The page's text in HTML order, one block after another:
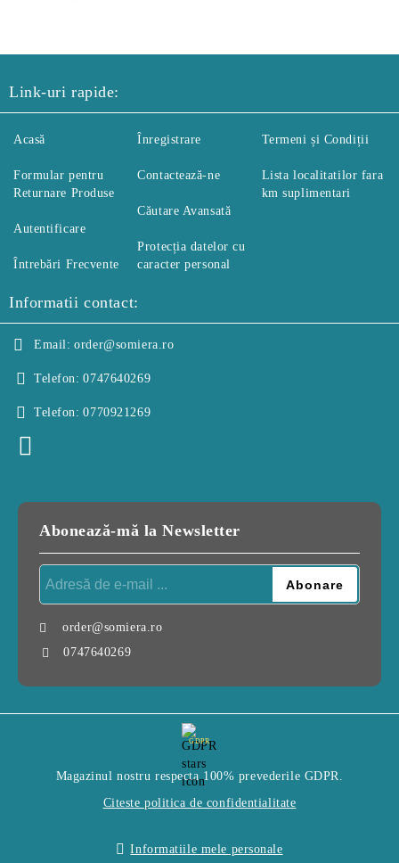
Link-uri rapide:
Acasă
Formular pentru
Returnare Produse
Autentificare
Întrebări Frecvente
Înregistrare
Contactează-ne
Căutare Avansată
Protecția datelor cu
caracter personal
Termeni și Condiții
Lista localitatilor fara
km suplimentari
Informatii contact:
Email: order@somiera.ro
Telefon: 0747640269
Telefon: 0770921269
Abonează-mă la Newsletter
order@somiera.ro
0747640269
GDPR
Magazinul nostru respecta 100% prevederile GDPR.
Citeste politica de confidentialitate
Informatiile mele personale